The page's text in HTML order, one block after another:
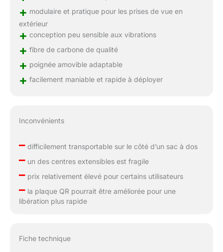
+ modulaire et pratique pour les prises de vue en
extérieur
+ conception peu sensible aux vibrations
+ fibre de carbone de qualité
+ poignée amovible adaptable
+ facilement maniable et rapide à déployer
Inconvénients
–difficilement transportable sur le côté d’un sac à dos
–un des centres extensibles est fragile
–prix relativement élevé pour certains utilisateurs
–la plaque QR pourrait être améliorée pour une
libération plus rapide
Fiche technique